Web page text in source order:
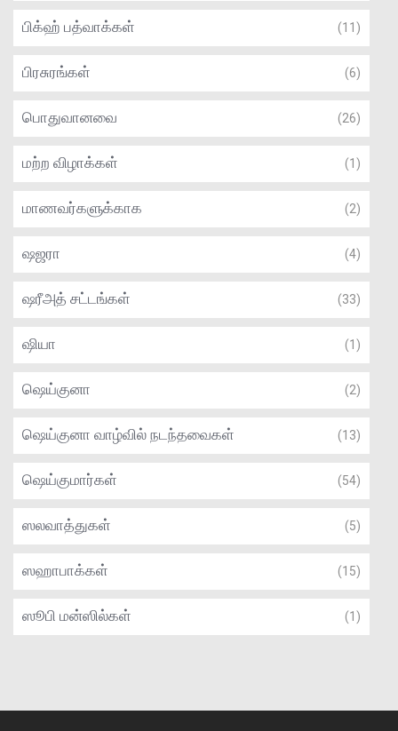
பிக்ஹ் பத்வாக்கள் (11)
பிரசுரங்கள் (6)
பொதுவானவை (26)
மற்ற விழாக்கள் (1)
மாணவர்களுக்காக (2)
ஷஜரா (4)
ஷரீஅத் சட்டங்கள் (33)
ஷியா (1)
ஷெய்குனா (2)
ஷெய்குனா வாழ்வில் நடந்தவைகள் (13)
ஷெய்குமார்கள் (54)
ஸலவாத்துகள் (5)
ஸஹாபாக்கள் (15)
ஸூபி மன்ஸில்கள் (1)